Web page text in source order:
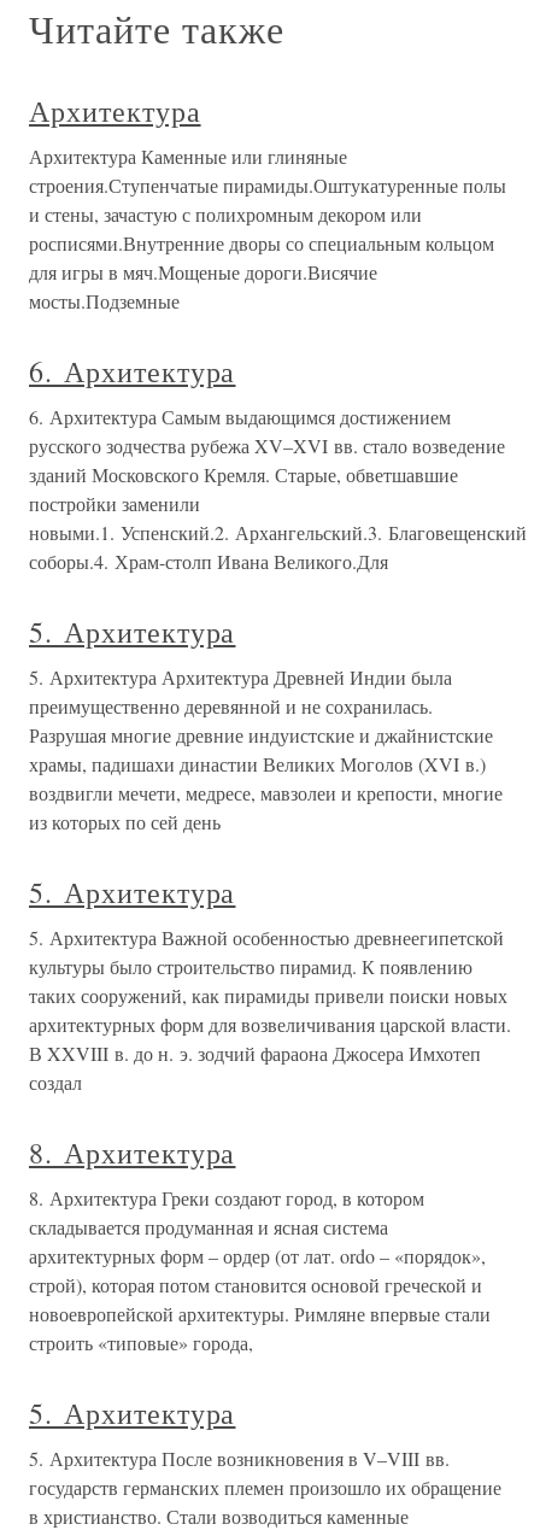
Читайте также
Архитектура
Архитектура Каменные или глиняные
строения.Ступенчатые пирамиды.Оштукатуренные полы
и стены, зачастую с полихромным декором или
росписями.Внутренние дворы со специальным кольцом
для игры в мяч.Мощеные дороги.Висячие
мосты.Подземные
6. Архитектура
6. Архитектура Самым выдающимся достижением
русского зодчества рубежа XV–XVI вв. стало возведение
зданий Московского Кремля. Старые, обветшавшие
постройки заменили
новыми.1. Успенский.2. Архангельский.3. Благовещенский
соборы.4. Храм-столп Ивана Великого.Для
5. Архитектура
5. Архитектура Архитектура Древней Индии была
преимущественно деревянной и не сохранилась.
Разрушая многие древние индуистские и джайнистские
храмы, падишахи династии Великих Моголов (XVI в.)
воздвигли мечети, медресе, мавзолеи и крепости, многие
из которых по сей день
5. Архитектура
5. Архитектура Важной особенностью древнеегипетской
культуры было строительство пирамид. К появлению
таких сооружений, как пирамиды привели поиски новых
архитектурных форм для возвеличивания царской власти.
В XXVIII в. до н. э. зодчий фараона Джосера Имхотеп
создал
8. Архитектура
8. Архитектура Греки создают город, в котором
складывается продуманная и ясная система
архитектурных форм – ордер (от лат. ordo – «порядок»,
строй), которая потом становится основой греческой и
новоевропейской архитектуры. Римляне впервые стали
строить «типовые» города,
5. Архитектура
5. Архитектура После возникновения в V–VIII вв.
государств германских племен произошло их обращение
в христианство. Стали возводиться каменные